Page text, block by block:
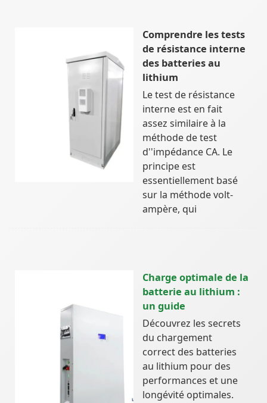
Comprendre les tests
de résistance interne
des batteries au
lithium
Le test de résistance
interne est en fait
assez similaire à la
méthode de test
d''impédance CA. Le
principe est
essentiellement basé
sur la méthode volt-
ampère, qui
Charge optimale de la
batterie au lithium :
un guide
Découvrez les secrets
du chargement
correct des batteries
au lithium pour des
performances et une
longévité optimales.